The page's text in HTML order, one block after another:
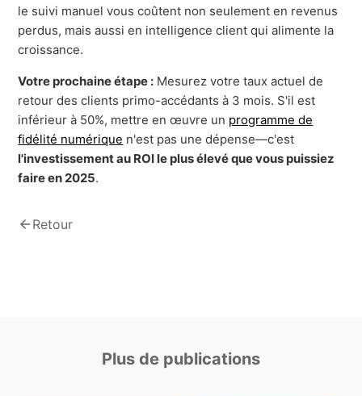
le suivi manuel vous coûtent non seulement en revenus
perdus, mais aussi en intelligence client qui alimente la
croissance.
Votre prochaine étape : Mesurez votre taux actuel de
retour des clients primo-accédants à 3 mois. S'il est
inférieur à 50%, mettre en œuvre un programme de
fidélité numérique n'est pas une dépense—c'est
l'investissement au ROI le plus élevé que vous puissiez
faire en 2025.
arrow_back Retour
Plus de publications